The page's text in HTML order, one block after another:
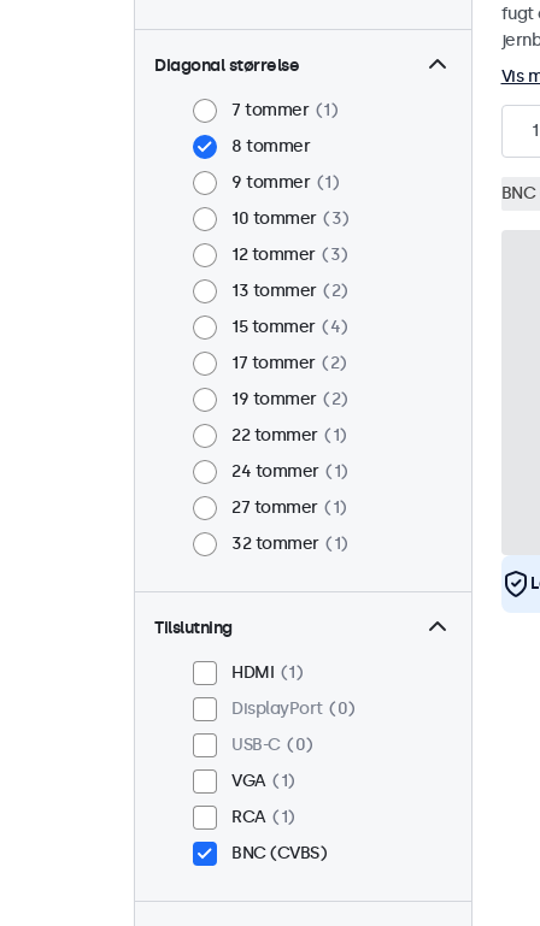
Diagonal størrelse
7 tommer
1
8 tommer
9 tommer
1
10 tommer
3
12 tommer
3
13 tommer
2
15 tommer
4
17 tommer
2
19 tommer
2
22 tommer
1
24 tommer
1
27 tommer
1
32 tommer
1
Tilslutning
HDMI
1
DisplayPort
0
USB-C
0
VGA
1
RCA
1
BNC (CVBS)
fugt
Vis
1